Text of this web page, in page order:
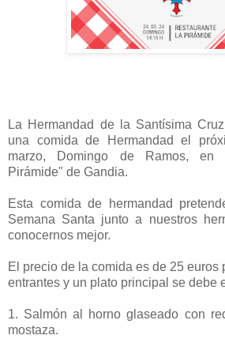
La Hermandad de la Santísima
una comida de Hermandad el
marzo, Domingo de Ramos, en
Pirámide" de Gandia.
Esta comida de hermandad
Semana Santa junto a nuestros
conocernos mejor.
El precio de la comida es de 25 euros
entrantes y un plato principal se debe
1. Salmón al horno glaseado con
mostaza.